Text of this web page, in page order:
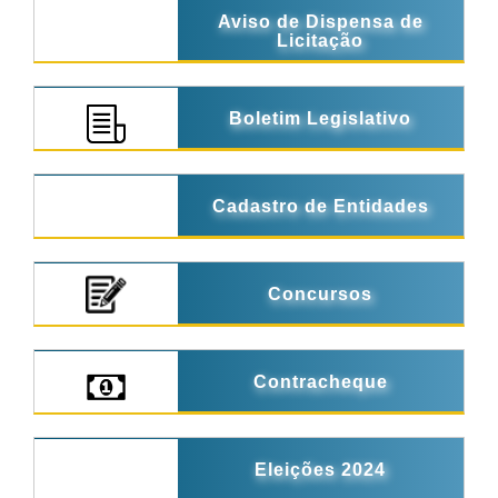
Aviso de Dispensa de
Licitação
Boletim Legislativo
Cadastro de Entidades
Concursos
Contracheque
Eleições 2024